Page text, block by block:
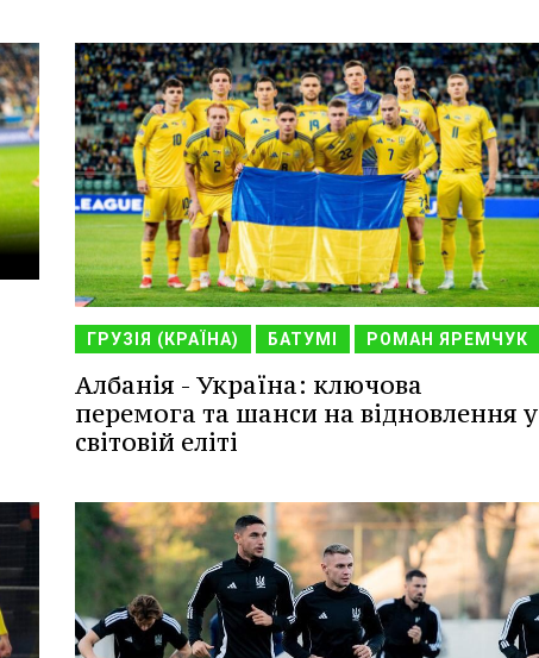
ГРУЗІЯ (КРАЇНА) БАТУМІ РОМАН ЯРЕМЧУК
Албанія - Україна: ключова
перемога та шанси на відновлення у
світовій еліті